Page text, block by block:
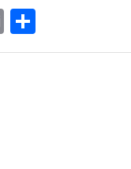
E
m rt